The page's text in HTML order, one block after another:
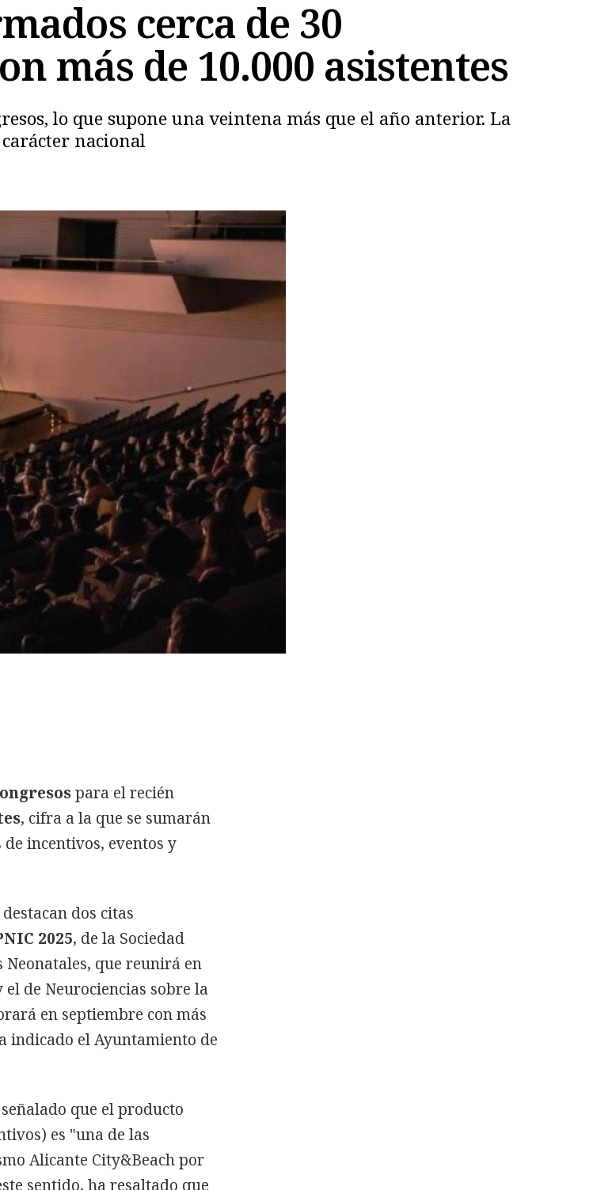
cerca de 30
más de 10.000 asistentes
lo que supone una veintena más que el año anterior. La
nacional
para el recién
, cifra a la que se sumarán
incentivos, eventos y
dos citas
2025, de la Sociedad
que reunirá en
de Neurociencias sobre la
en septiembre con más
indicado el Ayuntamiento de
que el producto
es "una de las
Alicante City&Beach por
sentido, ha resaltado que